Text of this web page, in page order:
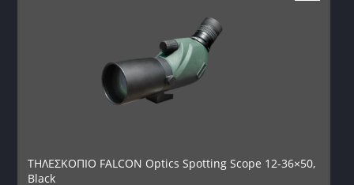
ΤΗΛΕΣΚΟΠΙΟ FALCON Optics Spotting Scope 12-36×50,
Black